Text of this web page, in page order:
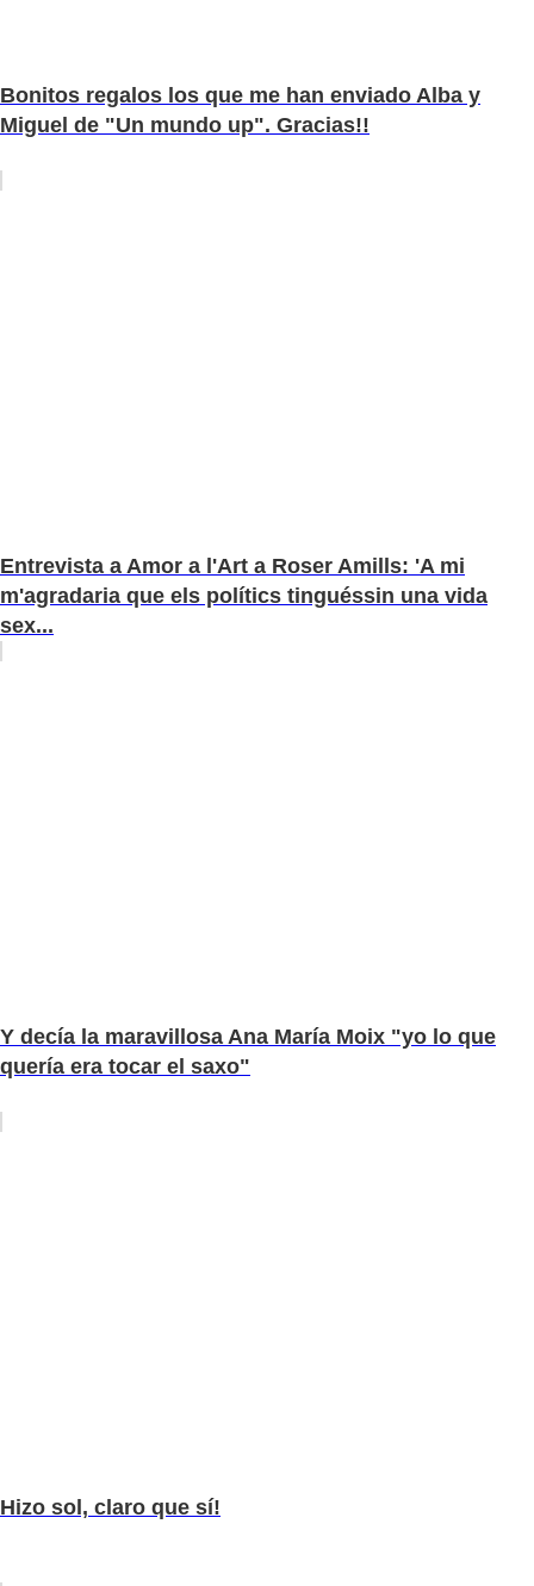
Bonitos regalos los que me han enviado Alba y
Miguel de "Un mundo up". Gracias!!
Entrevista a Amor a l'Art a Roser Amills: 'A mi
m'agradaria que els polítics tinguéssin una vida
sex...
Y decía la maravillosa Ana María Moix "yo lo que
quería era tocar el saxo"
Hizo sol, claro que sí!